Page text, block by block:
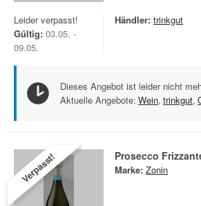
Leider verpasst!
Gültig: 03.05. -
09.05.
Händler: trinkgut
Dieses Angebot ist leider nicht
Aktuelle Angebote: Wein, trinkgut,
Verpasst! Prosecco
Marke: Zonin